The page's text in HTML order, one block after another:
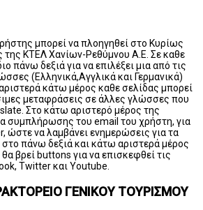
μπορεί να πλοηγηθεί στο Κυρίως
της ΚΤΕΛ Χανίων-Ρεθύμνου A.E. Σε καθε
πάνω δεξιά για να επιλέξει μια από τις
(Ελληνικά,Αγγλικά και Γερμανικά)
κάτω μέρος καθε σελίδας μπορεί
μεταφράσεις σε άλλες γλώσσες που
Στο κάτω αριστερό μέρος της
συμπλήρωσης του email του χρήστη, για
ώστε να λαμβάνει ενημερώσεις για τα
πάνω δεξιά και κάτω αριστερά μέρος
βρεί buttons για να επισκεφθεί τις
Twitter και Youtube.
ΓΕΝΙΚΟΥ ΤΟΥΡΙΣΜΟΥ